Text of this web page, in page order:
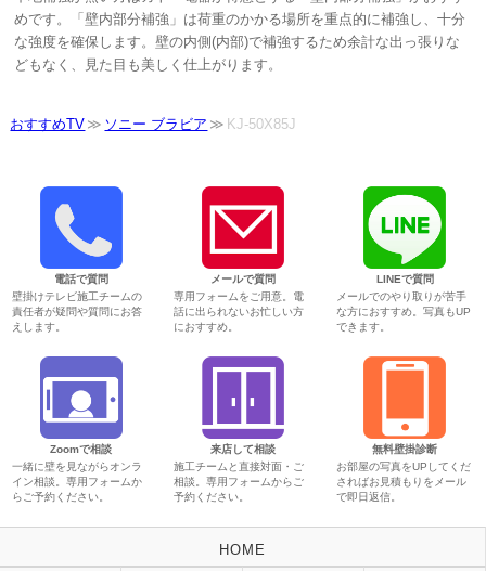
めです。「壁内部分補強」は荷重のかかる場所を重点的に補強し、十分
な強度を確保します。壁の内側(内部)で補強するため余計な出っ張りな
どもなく、見た目も美しく仕上がります。
おすすめTV ソニー ブラビア KJ-50X85J
電話で質問
壁掛けテレビ施工チームの
責任者が疑問や質問にお答
えします。
メールで質問
専用フォームをご用意。電
話に出られないお忙しい方
におすすめ。
LINEで質問
メールでのやり取りが苦手
な方におすすめ。写真もUP
できます。
Zoomで相談
一緒に壁を見ながらオンラ
イン相談。専用フォームか
らご予約ください。
来店して相談
施工チームと直接対面・ご
相談。専用フォームからご
予約ください。
無料壁掛診断
お部屋の写真をUPしてくだ
さればお見積もりをメール
で即日返信。
HOME